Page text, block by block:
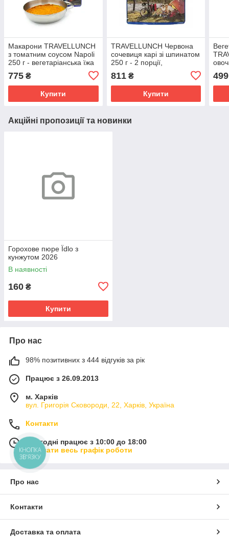
Макарони TRAVELLUNCH
з томатним соусом Napoli
250 г - вегетаріанська їжа
для спорту та подорожей
775 ₴
Купити
TRAVELLUNCH Червона
сочевиця карі зі шпинатом
250 г - 2 порції,
811₴
Купити
499
Акційні пропозиції та новинки
Горохове пюре Їdlo з
кунжутом 2026
В наявності
160 ₴
Купити
Про нас
98% позитивних з 444 відгуків за рік
Працює з 26.09.2013
м. Харків
вул. Григорія Сковороди, 22, Харків, Україна
Контакти
Сьогодні працює з 10:00 до 18:00
Показати весь графік роботи
Про нас
Контакти
Доставка та оплата
КНОПКА
ЗВ'ЯЗКУ